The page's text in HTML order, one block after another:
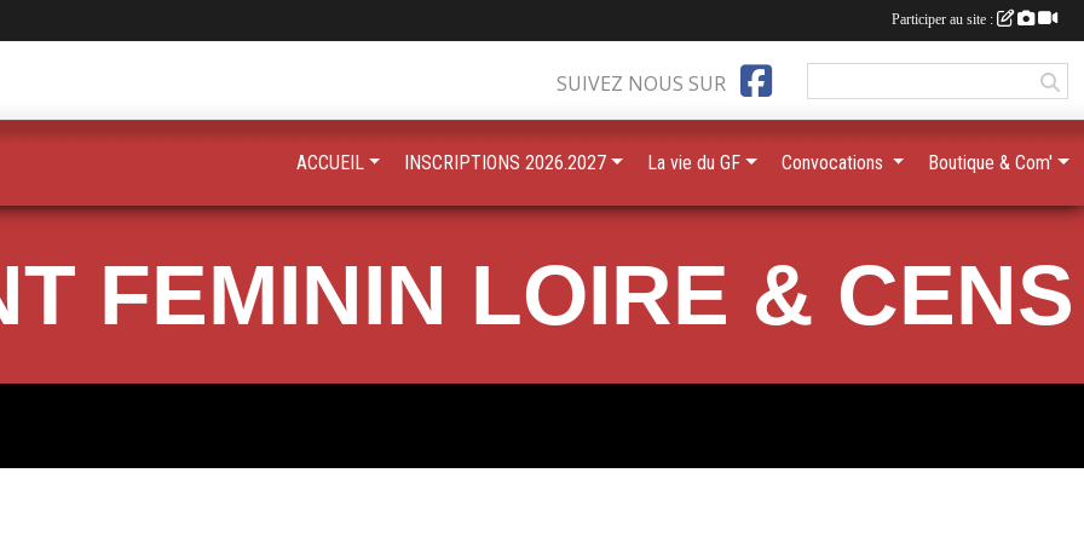
FEMININ LOIRE & CENS
SUIVEZ NOUS SUR
ACCUEIL INSCRIPTIONS 2026.2027 La vie du GF Convocations Boutique & Com'
Participer au site :